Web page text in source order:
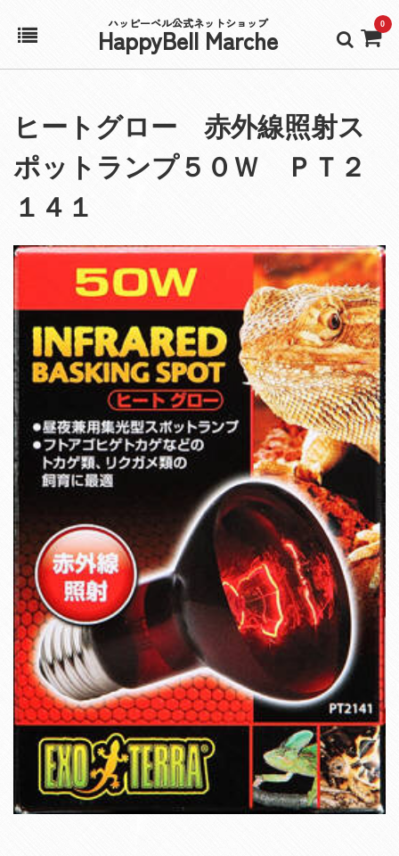
ハッピーベル公式ネットショップ
HappyBell Marche 0
アカウント
カート
ヒートグロー 赤外線照射ス
ポットランプ５０Ｗ ＰＴ２
１４１